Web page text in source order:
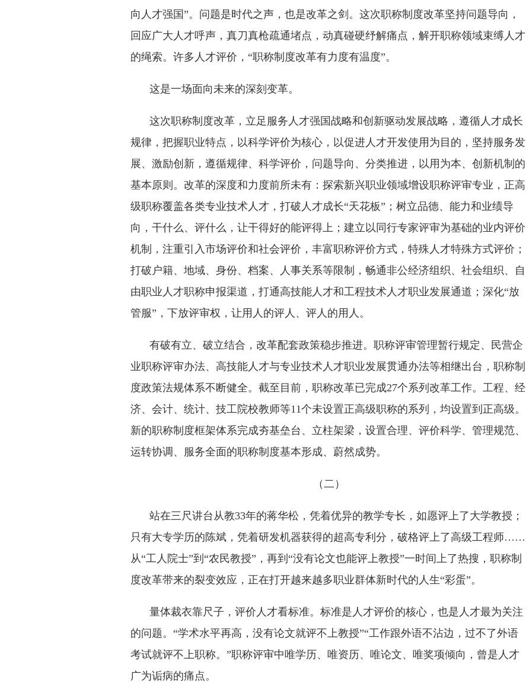
向人才强国”。问题是时代之声，也是改革之剑。这次职称制度改革坚持问题导向，
回应广大人才呼声，真刀真枪疏通堵点，动真碰硬纾解痛点，解开职称领域束缚人才
的绳索。许多人才评价，“职称制度改革有力度有温度”。
这是一场面向未来的深刻变革。
这次职称制度改革，立足服务人才强国战略和创新驱动发展战略，遵循人才成长
规律，把握职业特点，以科学评价为核心，以促进人才开发使用为目的，坚持服务发
展、激励创新，遵循规律、科学评价，问题导向、分类推进，以用为本、创新机制的
基本原则。改革的深度和力度前所未有：探索新兴职业领域增设职称评审专业，正高
级职称覆盖各类专业技术人才，打破人才成长“天花板”；树立品德、能力和业绩导
向，干什么、评什么，让干得好的能评得上；建立以同行专家评审为基础的业内评价
机制，注重引入市场评价和社会评价，丰富职称评价方式，特殊人才特殊方式评价；
打破户籍、地域、身份、档案、人事关系等限制，畅通非公经济组织、社会组织、自
由职业人才职称申报渠道，打通高技能人才和工程技术人才职业发展通道；深化“放
管服”，下放评审权，让用人的评人、评人的用人。
有破有立、破立结合，改革配套政策稳步推进。职称评审管理暂行规定、民营企
业职称评审办法、高技能人才与专业技术人才职业发展贯通办法等相继出台，职称制
度政策法规体系不断健全。截至目前，职称改革已完成27个系列改革工作。工程、经
济、会计、统计、技工院校教师等11个未设置正高级职称的系列，均设置到正高级。
新的职称制度框架体系完成夯基垒台、立柱架梁，设置合理、评价科学、管理规范、
运转协调、服务全面的职称制度基本形成、蔚然成势。
（二）
站在三尺讲台从教33年的蒋华松，凭着优异的教学专长，如愿评上了大学教授；
只有大专学历的陈斌，凭着研发机器获得的超高专利分，破格评上了高级工程师……
从“工人院士”到“农民教授”，再到“没有论文也能评上教授”一时间上了热搜，职称制
度改革带来的裂变效应，正在打开越来越多职业群体新时代的人生“彩蛋”。
量体裁衣靠尺子，评价人才看标准。标准是人才评价的核心，也是人才最为关注
的问题。“学术水平再高，没有论文就评不上教授”“工作跟外语不沾边，过不了外语
考试就评不上职称。”职称评审中唯学历、唯资历、唯论文、唯奖项倾向，曾是人才
广为诟病的痛点。